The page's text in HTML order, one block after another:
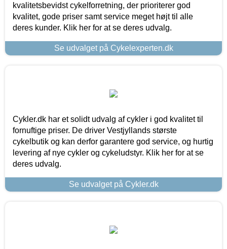
kvalitetsbevidst cykelforretning, der prioriterer god
kvalitet, gode priser samt service meget højt til alle
deres kunder. Klik her for at se deres udvalg.
Se udvalget på Cykelexperten.dk
Cykler.dk har et solidt udvalg af cykler i god kvalitet til
fornuftige priser. De driver Vestjyllands største
cykelbutik og kan derfor garantere god service, og hurtig
levering af nye cykler og cykeludstyr. Klik her for at se
deres udvalg.
Se udvalget på Cykler.dk